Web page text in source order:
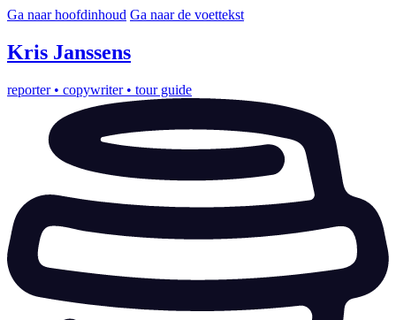
Ga naar hoofdinhoud Ga naar de voettekst
Kris Janssens
reporter • copywriter • tour guide